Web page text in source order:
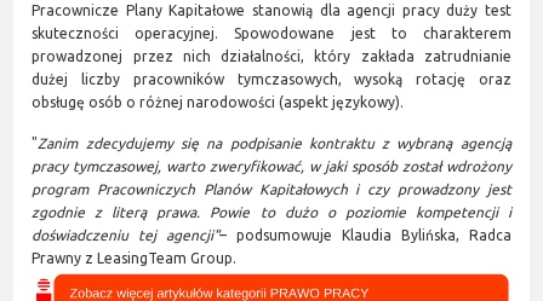
Pracownicze Plany Kapitałowe stanowią dla agencji pracy duży test
skuteczności operacyjnej. Spowodowane jest to charakterem
prowadzonej przez nich działalności, który zakłada zatrudnianie
dużej liczby pracowników tymczasowych, wysoką rotację oraz
obsługę osób o różnej narodowości (aspekt językowy).
"Zanim zdecydujemy się na podpisanie kontraktu z wybraną agencją
pracy tymczasowej, warto zweryfikować, w jaki sposób został wdrożony
program Pracowniczych Planów Kapitałowych i czy prowadzony jest
zgodnie z literą prawa. Powie to dużo o poziomie kompetencji i
doświadczeniu tej agencji"– podsumowuje Klaudia Bylińska, Radca
Prawny z LeasingTeam Group.